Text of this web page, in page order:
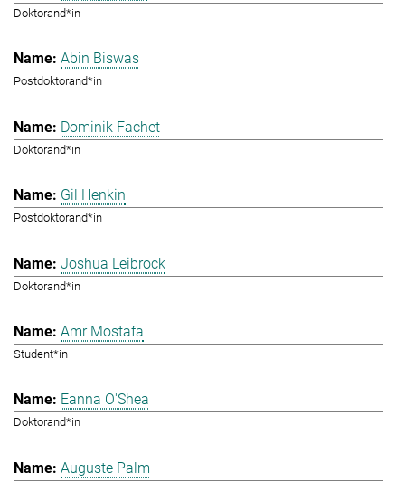
Doktorand*in
Abin Biswas
Postdoktorand*in
Dominik Fachet
Doktorand*in
Gil Henkin
Postdoktorand*in
Joshua Leibrock
Doktorand*in
Amr Mostafa
Student*in
Eanna O'Shea
Doktorand*in
Auguste Palm